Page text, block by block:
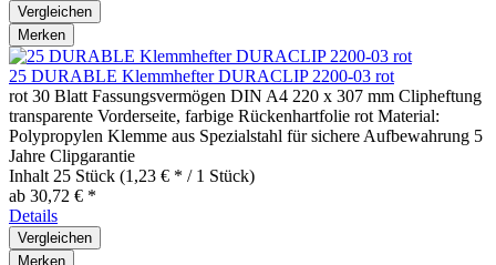
Vergleichen
Merken
25 DURABLE Klemmhefter DURACLIP 2200-03 rot
rot 30 Blatt Fassungsvermögen DIN A4 220 x 307 mm Clipheftung
transparente Vorderseite, farbige Rückenhartfolie rot Material:
Polypropylen Klemme aus Spezialstahl für sichere Aufbewahrung 5
Jahre Clipgarantie
Inhalt 25 Stück (1,23 € * / 1 Stück)
ab 30,72 € *
Details
Vergleichen
Merken